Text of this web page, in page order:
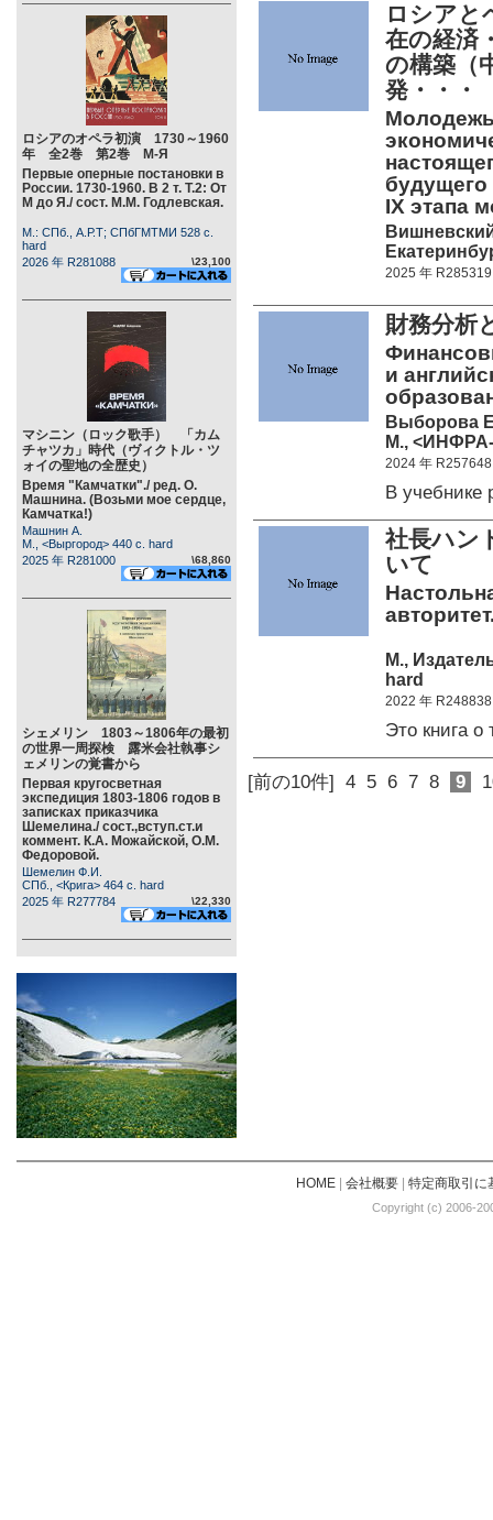
ロシアのオペラ初演 1730～1960
年 全2巻 第2巻 М-Я
Первые оперные постановки в
России. 1730-1960. В 2 т. Т.2: От
М до Я./ сост. М.М. Годлевская.
М.: СПб., А.Р.Т; СПбГМТМИ 528 c.
hard
2026 年 R281088
\23,100
マシニン（ロック歌手） 「カム
チャツカ」時代（ヴィクトル・ツ
ォイの聖地の全歴史）
Время "Камчатки"./ ред. О.
Машнина. (Возьми мое сердце,
Камчатка!)
Машнин А.
М., <Выргород> 440 c. hard
2025 年 R281000
\68,860
シェメリン 1803～1806年の最初
の世界一周探検 露米会社執事シ
ェメリンの覚書から
Первая кругосветная
экспедиция 1803-1806 годов в
записках приказчика
Шемелина./ сост.,вступ.ст.и
коммент. К.А. Можайской, О.М.
Федоровой.
Шемелин Ф.И.
СПб., <Крига> 464 c. hard
2025 年 R277784
\22,330
ロシア
在の経済
の構築（
発・・・
будущего
IX этапа
2025 年 R285319
財務分析
и
Выборова
М., <ИНФРА-
2024 年 R257648
В учебнике
社長ハン
いて
М.,
hard
2022 年 R248838
Это книга о
[前の10件] 4 5 6 7 8 9
HOME| 会社概要| 特定商取引に
Copyright (c) 2006-